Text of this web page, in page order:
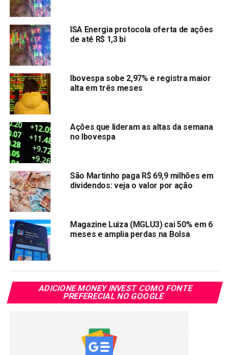
ISA Energia protocola oferta de ações
de até R$ 1,3 bi
Ibovespa sobe 2,97% e registra maior
alta em três meses
Ações que lideram as altas da semana
no Ibovespa
São Martinho paga R$ 69,9 milhões em
dividendos: veja o valor por ação
Magazine Luiza (MGLU3) cai 50% em 6
meses e amplia perdas na Bolsa
ADICIONE MONEY INVEST COMO FONTE
PREFERECIAL NO GOOGLE